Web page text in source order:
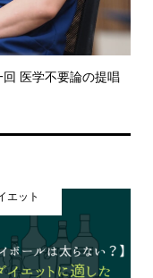
医学不要論の提唱
エット